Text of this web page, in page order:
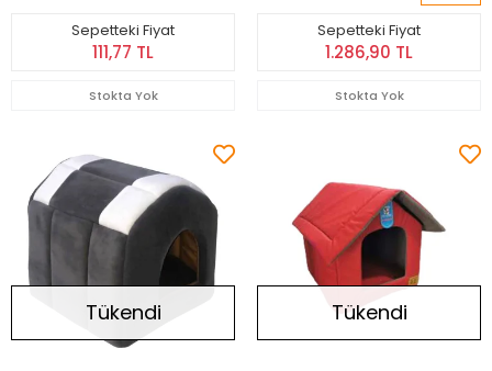
Sepetteki Fiyat
111,77 TL
Stokta Yok
Sepetteki Fiyat
1.286,90 TL
Stokta Yok
Tükendi Tükendi